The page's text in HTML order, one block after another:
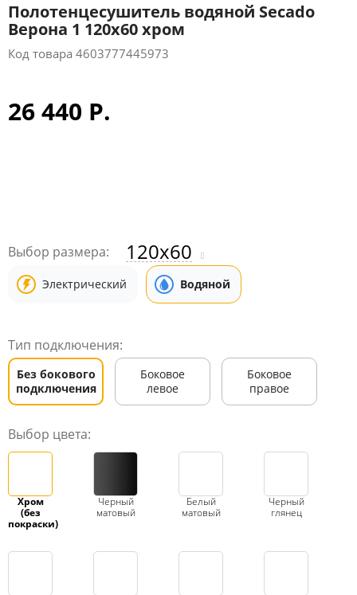
Полотенцесушитель водяной Secado
Верона 1 120x60 хром
Код товара 4603777445973
26 440 Р.
Выбор размера: 120x60
Электрический Водяной
Тип подключения:
Без бокового
подключения
Боковое
левое
Боковое
правое
Выбор цвета:
Хром
(без
покраски)
Черный
матовый
Белый
матовый
Черный
глянец